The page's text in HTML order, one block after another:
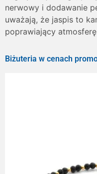
nerwowy i dodawanie
uważają, że jaspis to
poprawiający
Biżuteria w cenach